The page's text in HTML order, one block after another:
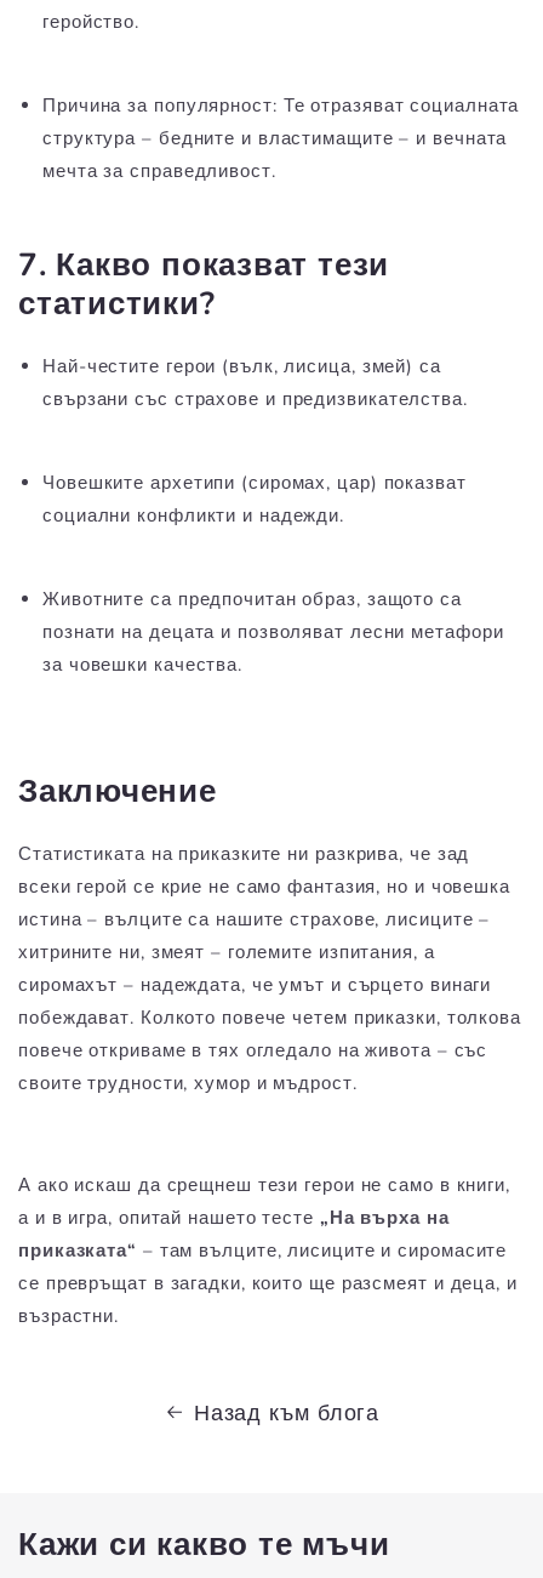
геройство.
Причина за популярност: Те отразяват социалната
структура – бедните и властимащите – и вечната
мечта за справедливост.
7. Какво показват тези
статистики?
Най-честите герои (вълк, лисица, змей) са
свързани със страхове и предизвикателства.
Човешките архетипи (сиромах, цар) показват
социални конфликти и надежди.
Животните са предпочитан образ, защото са
познати на децата и позволяват лесни метафори
за човешки качества.
Заключение
Статистиката на приказките ни разкрива, че зад
всеки герой се крие не само фантазия, но и човешка
истина – вълците са нашите страхове, лисиците –
хитрините ни, змеят – големите изпитания, а
сиромахът – надеждата, че умът и сърцето винаги
побеждават. Колкото повече четем приказки, толкова
повече откриваме в тях огледало на живота – със
своите трудности, хумор и мъдрост.
А ако искаш да срещнеш тези герои не само в книги,
а и в игра, опитай нашето тесте „На върха на
приказката“ – там вълците, лисиците и сиромасите
се превръщат в загадки, които ще разсмеят и деца, и
възрастни.
Назад към блога
Кажи си какво те мъчи